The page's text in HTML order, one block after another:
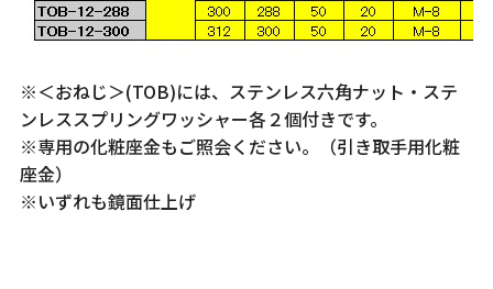
※＜おねじ＞(TOB)には、ステンレス六角ナット・ステ
ンレススプリングワッシャー各２個付きです。
※専用の化粧座金もご照会ください。（引き取手用化粧
座金）
※いずれも鏡面仕上げ